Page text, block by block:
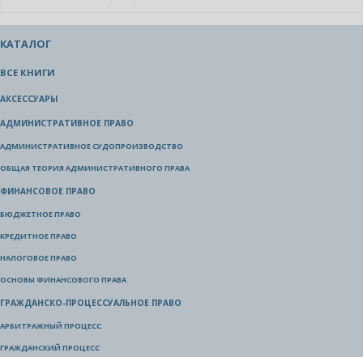
КАТАЛОГ
ВСЕ КНИГИ
АКСЕССУАРЫ
АДМИНИСТРАТИВНОЕ ПРАВО
АДМИНИСТРАТИВНОЕ СУДОПРОИЗВОДСТВО
ОБЩАЯ ТЕОРИЯ АДМИНИСТРАТИВНОГО ПРАВА
ФИНАНСОВОЕ ПРАВО
БЮДЖЕТНОЕ ПРАВО
КРЕДИТНОЕ ПРАВО
НАЛОГОВОЕ ПРАВО
ОСНОВЫ ФИНАНСОВОГО ПРАВА
ГРАЖДАНСКО-ПРОЦЕССУАЛЬНОЕ ПРАВО
АРБИТРАЖНЫЙ ПРОЦЕСС
ГРАЖДАНСКИЙ ПРОЦЕСС